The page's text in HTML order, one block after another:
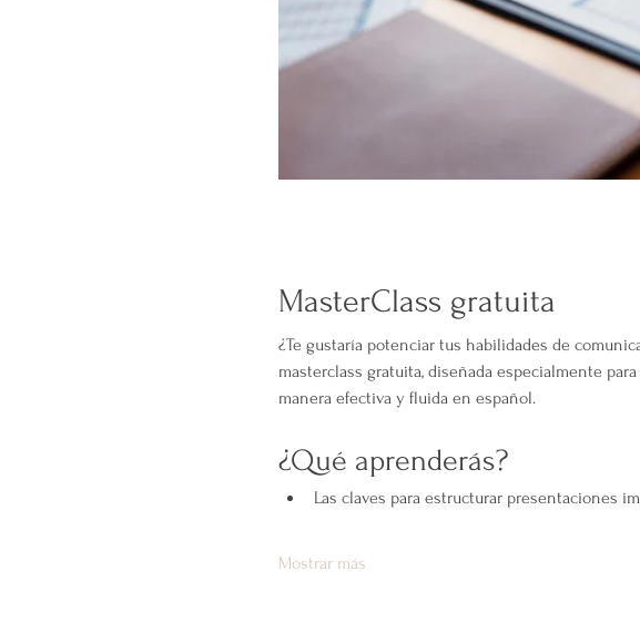
MasterClass gratuita
¿Te gustaría potenciar tus habilidades de
masterclass gratuita, diseñada especialmente
manera efectiva y fluida en español.
¿Qué aprenderás?
Las claves para estructurar presentaciones
Mostrar más